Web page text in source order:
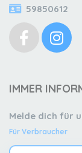
59850612
IMMER
Melde dich für
Für Verbraucher